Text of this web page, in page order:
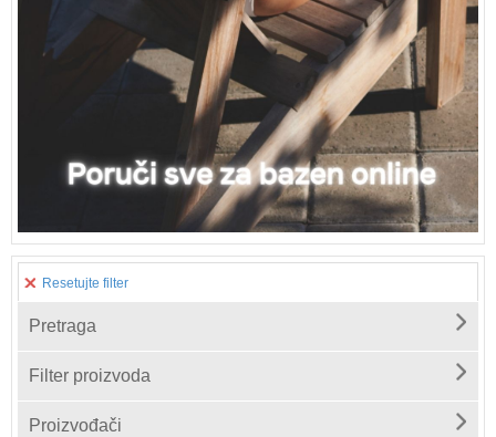
Resetujte filter
Pretraga
Filter proizvoda
Proizvođači